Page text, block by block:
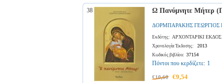
38 Ω Πανύμνητε Μήτερ
ΔΟΡΜΠΑΡΑΚΗΣ ΓΕΩΡΓΙΟΣ
Εκδότης: ΑΡΧΟΝΤΑΡΙΚΙ
Χρονολογία Έκδοσης: 2013
Κωδικός βιβλίου: 37154
Πόντοι που κερδίζετε: 1
€10,60 €9,54